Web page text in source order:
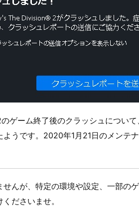
ゲーム終了後のクラッシュについ
ようです。2020年1月21日のメンテ
んが、特定の環境や設定、一部の
ださいませ。